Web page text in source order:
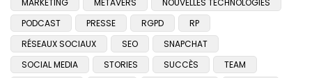
MARKETING
METAVERS
NOUVELLES TECHNOLOGIES
PODCAST
PRESSE RGPD
RP
RÉSEAUX SOCIAUX
SEO
SNAPCHAT
SOCIAL MEDIA
STORIES SUCCÈS
TEAM